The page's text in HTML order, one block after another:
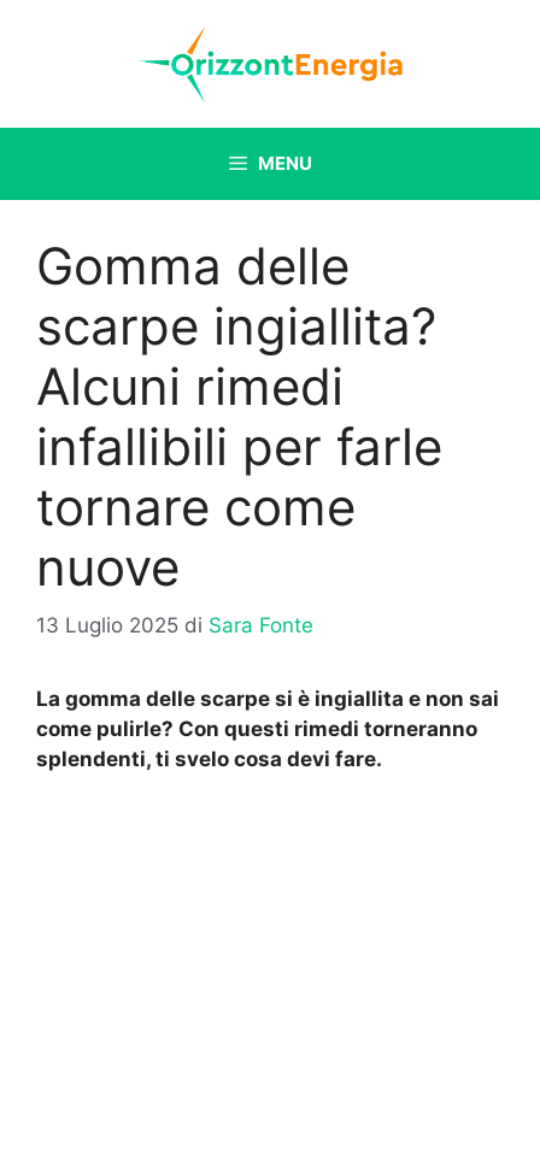
MENU
Gomma delle
scarpe ingiallita?
Alcuni rimedi
infallibili per farle
tornare come
nuove
13 Luglio 2025 di Sara Fonte
La gomma delle scarpe si è ingiallita e non sai
come pulirle? Con questi rimedi torneranno
splendenti, ti svelo cosa devi fare.